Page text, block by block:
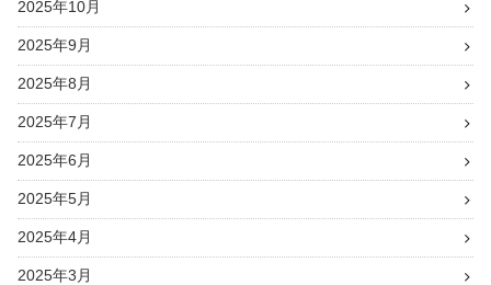
2025年10月
2025年9月
2025年8月
2025年7月
2025年6月
2025年5月
2025年4月
2025年3月